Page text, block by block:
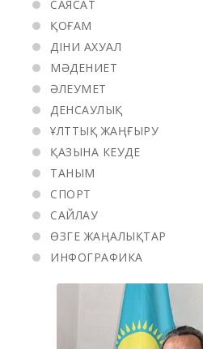
САЯСАТ
ҚОҒАМ
ДІНИ АХУАЛ
МӘДЕНИЕТ
ӘЛЕУМЕТ
ДЕНСАУЛЫҚ
ҰЛТТЫҚ ЖАҢҒЫРУ
ҚАЗЫНА КЕУДЕ
ТАНЫМ
СПОРТ
САЙЛАУ
ӨЗГЕ ЖАҢАЛЫҚТАР
ИНФОГРАФИКА